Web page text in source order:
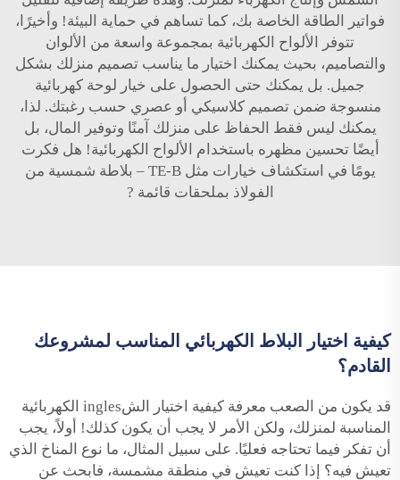
فواتير الطاقة الخاصة بك، كما تساهم في حماية البيئة! وأخيرًا،
تتوفر الألواح الكهربائية بمجموعة واسعة من الألوان
والتصاميم، بحيث يمكنك اختيار ما يناسب تصميم منزلك بشكل
جميل. بل يمكنك حتى الحصول على خيار لوحة كهربائية
منسوجة ضمن تصميم كلاسيكي أو عصري حسب رغبتك. لذا،
يمكنك ليس فقط الحفاظ على منزلك آمنًا وتوفير المال، بل
أيضًا تحسين مظهره باستخدام الألواح الكهربائية! هل فكرت
يومًا في استكشاف خيارات مثل
TE-B – بلاطة شمسية من
الفولاذ بملحقات قائمة ?
كيفية اختيار البلاط الكهربائي المناسب لمشروعك
القادم؟
قد يكون من الصعب معرفة كيفية اختيار الشingles الكهربائية
المناسبة لمنزلك، ولكن الأمر لا يجب أن يكون كذلك! أولاً، يجب
أن تفكر فيما تحتاجه فعليًا. على سبيل المثال، ما نوع المناخ الذي
تعيش فيه؟ إذا كنت تعيش في منطقة مشمسة، فابحث عن